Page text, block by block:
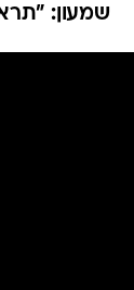
שמעון: